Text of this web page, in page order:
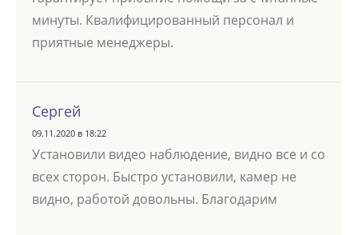
минуты. Квалифицированный персонал и
приятные менеджеры.
Сергей
09.11.2020 в 18:22
Установили видео наблюдение, видно все и со
всех сторон. Быстро установили, камер не
видно, работой довольны. Благодарим